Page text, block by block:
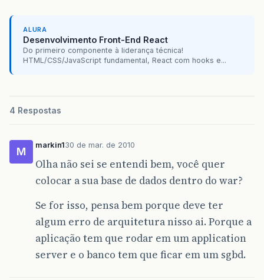
ALURA
Desenvolvimento Front-End React
Do primeiro componente à liderança técnica!
HTML/CSS/JavaScript fundamental, React com hooks e...
4 Respostas
M
markin130 de mar. de 2010
Olha não sei se entendi bem, você quer
colocar a sua base de dados dentro do war?
Se for isso, pensa bem porque deve ter
algum erro de arquitetura nisso ai. Porque a
aplicação tem que rodar em um application
server e o banco tem que ficar em um sgbd.